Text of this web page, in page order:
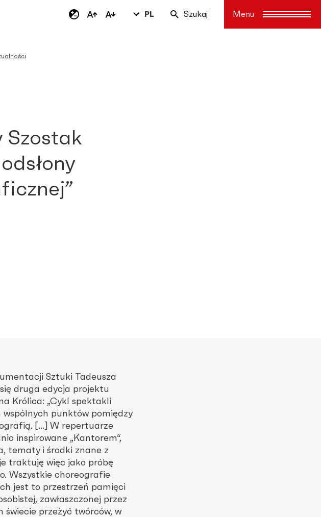
PL Szukaj
Szostak
Sztuki Tadeusza
druga edycja projektu
Królica: „Cykl spektakli
punktów pomiędzy
[…] W repertuarze
inspirowane „Kantorem“,
tematy i środki znane z
traktuję więc jako próbę
Wszystkie choreografie
jest to przestrzeń pamięci
zawłaszczonej przez
świecie przeżyć twórców, w